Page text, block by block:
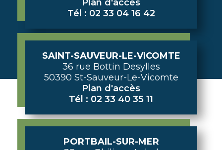
Plan d'accès
Tél : 02 33 04 16 42
SAINT-SAUVEUR-LE-VICOMTE
36 rue Bottin Desylles
50390 St-Sauveur-Le-Vicomte
Plan d'accès
Tél : 02 33 40 35 11
PORTBAIL-SUR-MER